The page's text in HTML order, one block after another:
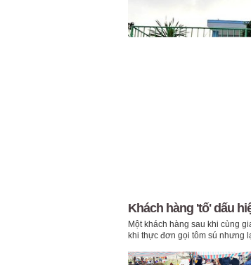
Khách hàng 'tố' dấu
Một khách hàng sau khi cùng
khi thực đơn gọi tôm sú nhưng